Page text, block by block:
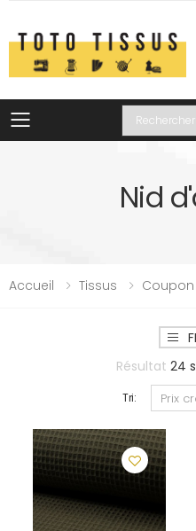
Toggle mobile
Recherche
Nid
Accueil Tissus
Résultat 24
Tri: